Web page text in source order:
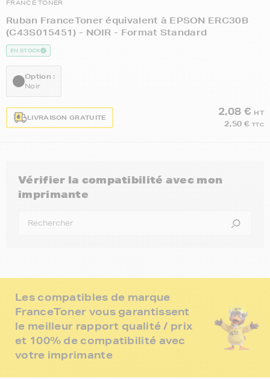
Les compatibles de marque
FranceToner vous garantissent
le meilleur rapport qualité / prix
et 100% de compatibilité avec
votre imprimante
FRANCE TONER
Ruban FranceToner équivalent à EPSON ERC30B
(C43S015451) - NOIR - Format Standard
EN STOCK
Option :
Noir
LIVRAISON GRATUITE
2,08 € HT
2,50 € TTC
Vérifier la compatibilité avec mon
imprimante